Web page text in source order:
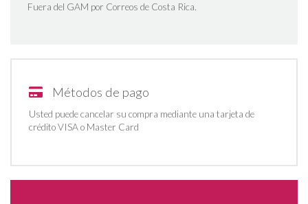
Fuera del GAM por Correos de Costa Rica.
Métodos de pago
Usted puede cancelar su compra mediante una tarjeta de
crédito VISA o Master Card